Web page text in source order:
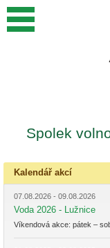
Spolek
Kalendář akcí
07.08.2026 - 09.08.2026
Voda 2026 - Lužnice
Víkendová akce: pátek –